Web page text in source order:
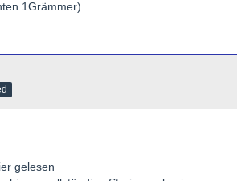
1Grämmer).
gelesen